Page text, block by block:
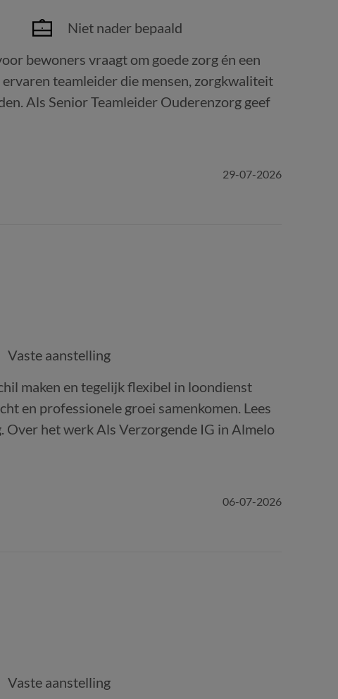
Niet nader bepaald
bewoners vraagt om goede zorg én een
teamleider die mensen, zorgkwaliteit
Als Senior Teamleider Ouderenzorg geef
29-07-2026
Vaste aanstelling
maken en tegelijk flexibel in loondienst
en professionele groei samenkomen. Lees
het werk Als Verzorgende IG in Almelo
06-07-2026
Vaste aanstelling